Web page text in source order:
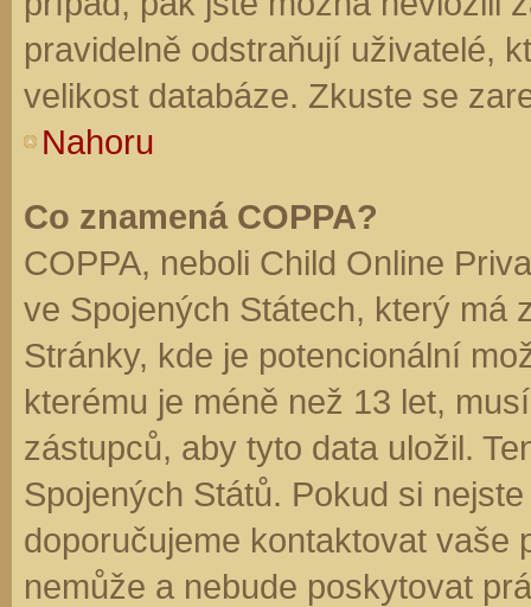
pravidelně odstraňují uživatelé,
velikost databáze. Zkuste se
Nahoru
Co znamená COPPA?
COPPA, neboli Child Online
ve Spojených Státech, který má
Stránky, kde je potencionální
kterému je méně než 13 let,
zástupců, aby tyto data uložil.
Spojených Států. Pokud si
doporučujeme kontaktovat vaše
nemůže a nebude poskytovat